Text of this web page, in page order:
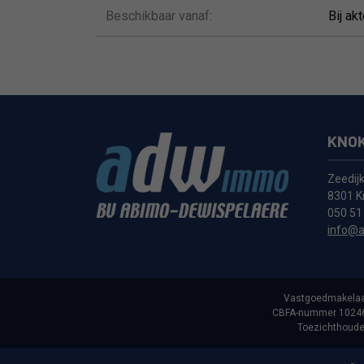
Beschikbaar vanaf: Bij
8301
050
CBFA-nummer